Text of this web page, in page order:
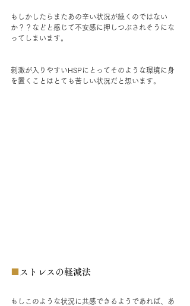
もしかしたらまたあの辛い状況が続くのではない
か？？などと感じて不安感に押しつぶされそうにな
ってしまいます。
刺激が入りやすいHSPにとってそのような環境に身
を置くことはとても苦しい状況だと想います。
ストレスの軽減法
もしこのような状況に共感できるようであれば、あ